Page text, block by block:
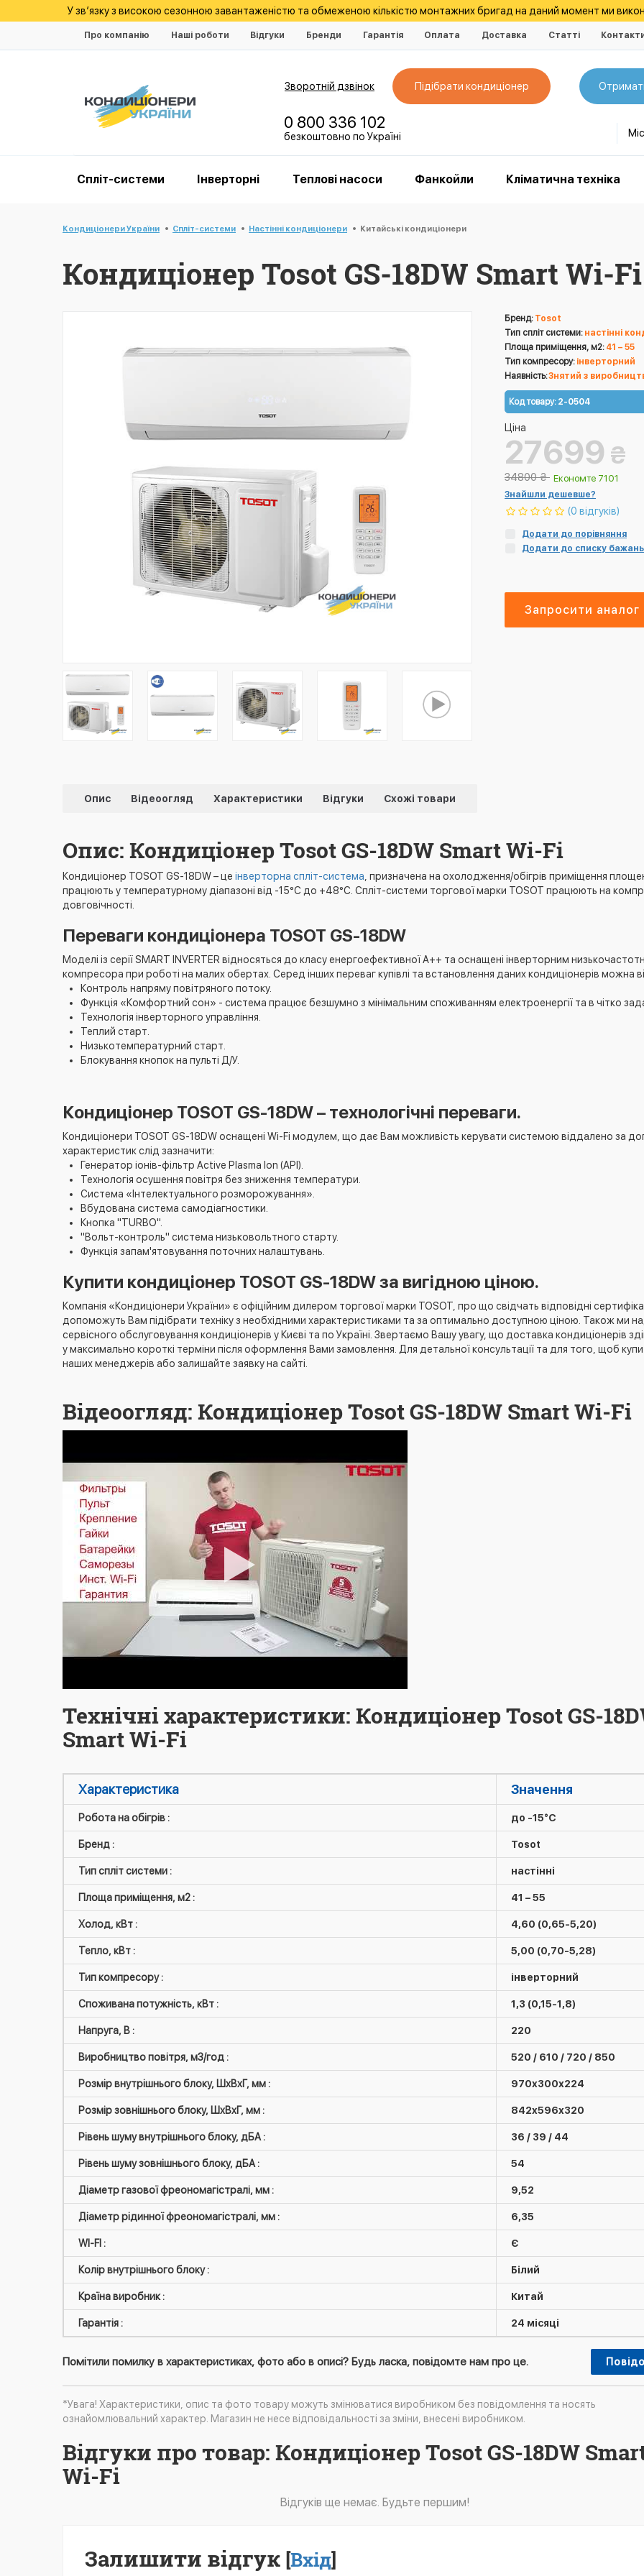
У зв’язку з високою сезонною завантаженістю та обмеженою кількістю монтажних бригад на даний момент ми
Про компанію Наші роботи Відгуки Бренди Гарантія Оплата Доставка Статті
Зворотній дзвінок Підібрати кондиціонер
0 800 336 102
безкоштовно по Україні
Спліт-системи Інверторні Теплові насоси Фанкойли Кліматична техніка
Кондиціонери України Спліт-системи Настінні кондиціонери Китайські кондиціонери
Кондиціонер Tosot GS-18DW Smart Wi-Fi
Бренд: Tosot
Тип спліт системи: настінні
Площа приміщення, м2: 41 – 55
Тип компресору: інверторний
Наявність:Знятий з
Код товару: 2-0504
Ціна
27699 ₴
34800₴ Економте 7101
Знайшли дешевше?
(0 відгуків)
Додати до порівняння
Додати до списку бажань
Запросити аналог
Опис Відеоогляд Характеристики Відгуки Схожі товари
Опис: Кондиціонер Tosot GS-18DW Smart Wi-Fi
Кондиціонер TOSOT GS-18DW – це інверторна спліт-система , призначена на охолодження/обігрів приміщення
працюють у температурному діапазоні від -15°С до +48°С. Спліт-системи торгової марки TOSOT працюють на
довговічності.
Переваги кондиціонера TOSOT GS-18DW
Моделі із серії SMART INVERTER відносяться до класу енергоефективної А++ та оснащені інверторним
компресора при роботі на малих обертах. Серед інших переваг купівлі та встановлення даних кондиціонерів можна
Контроль напряму повітряного потоку.
Функція «Комфортний сон» - система працює безшумно з мінімальним споживанням електроенергії та в чітко
Технологія інверторного управління.
Теплий старт.
Низькотемпературний старт.
Блокування кнопок на пульті Д/У.
Кондиціонер TOSOT GS-18DW – технологічні переваги.
Кондиціонери TOSOT GS-18DW оснащені Wi-Fi модулем, що дає Вам можливість керувати системою віддалено за
характеристик слід зазначити:
Генератор іонів-фільтр Active Plasma Ion (API).
Технологія осушення повітря без зниження температури.
Система «Інтелектуального розморожування».
Вбудована система самодіагностики.
Кнопка "TURBO".
"Вольт-контроль" система низьковольтного старту.
Функція запам'ятовування поточних налаштувань.
Купити кондиціонер TOSOT GS-18DW за вигідною ціною.
Компанія «Кондиціонери України» є офіційним дилером торгової марки TOSOT, про що свідчать відповідні
допоможуть Вам підібрати техніку з необхідними характеристиками та за оптимально доступною ціною. Також ми
сервісного обслуговування кондиціонерів у Києві та по Україні. Звертаємо Вашу увагу, що доставка кондиціонерів
у максимально короткі терміни після оформлення Вами замовлення. Для детальної консультації та для того, щоб
наших менеджерів або залишайте заявку на сайті.
Відеоогляд: Кондиціонер Tosot GS-18DW Smart Wi-Fi
Технічні характеристики: Кондиціонер Tosot GS-
Smart Wi-Fi
Характеристика Значення
Робота на обігрів : до -15°C
Бренд : Tosot
Тип спліт системи : настінні
Площа приміщення, м2 : 41 – 55
Холод, кВт : 4,60 (0,65-5,20)
Тепло, кВт : 5,00 (0,70-5,28)
Тип компресору : інверторний
Споживана потужність, кВт : 1,3 (0,15-1,8)
Напруга, В : 220
Виробництво повітря, м3/год : 520 / 610 / 720 / 850
Розмір внутрішнього блоку, ШxВxГ, мм : 970х300х224
Розмір зовнішнього блоку, ШxВxГ, мм : 842х596х320
Рівень шуму внутрішнього блоку, дБА : 36 / 39 / 44
Рівень шуму зовнішнього блоку, дБА : 54
Діаметр газової фреономагістралі, мм : 9,52
Діаметр рідинної фреономагістралі, мм : 6,35
WI-FI : Є
Колір внутрішнього блоку : Білий
Країна виробник : Китай
Гарантія : 24 місяці
Помітили помилку в характеристиках, фото або в описі? Будь ласка, повідомте нам про це.
*Увага! Характеристики, опис та фото товару можуть змінюватися виробником без повідомлення та носять
ознайомлювальний характер. Магазин не несе відповідальності за зміни, внесені виробником.
Відгуки про товар: Кондиціонер Tosot GS-18DW
Wi-Fi
Відгуків ще немає. Будьте першим!
Залишити відгук [Вхід]